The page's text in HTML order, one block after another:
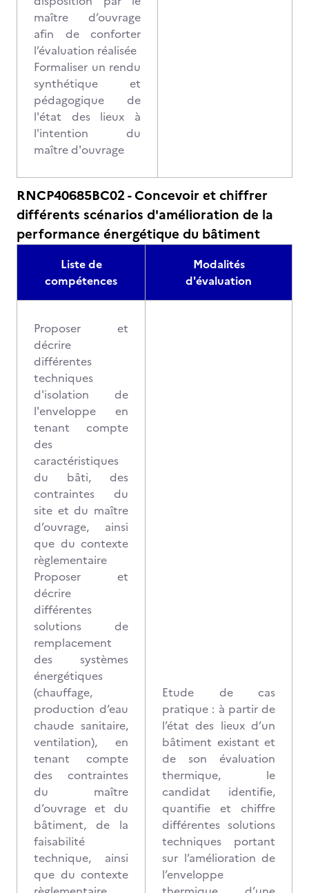
maître d’ouvrage
afin de conforter
l’évaluation réalisée
Formaliser un rendu
synthétique et
pédagogique de
l'état des lieux à
l'intention du
maître d'ouvrage
RNCP40685BC02 - Concevoir et chiffrer
différents scénarios d'amélioration de la
performance énergétique du bâtiment
Liste de
compétences
Modalités
d'évaluation
Proposer et
décrire
différentes
techniques
d'isolation de
l'enveloppe en
tenant compte
des
caractéristiques
du bâti, des
contraintes du
site et du maître
d’ouvrage, ainsi
que du contexte
règlementaire
Proposer et
décrire
différentes
solutions de
remplacement
des systèmes
énergétiques
(chauffage,
production d’eau
chaude sanitaire,
ventilation), en
tenant compte
des contraintes
du maître
d’ouvrage et du
bâtiment, de la
faisabilité
technique, ainsi
que du contexte
Etude de cas
pratique : à partir de
l’état des lieux d’un
bâtiment existant et
de son évaluation
thermique, le
candidat identifie,
quantifie et chiffre
différentes solutions
techniques portant
sur l’amélioration de
l’enveloppe